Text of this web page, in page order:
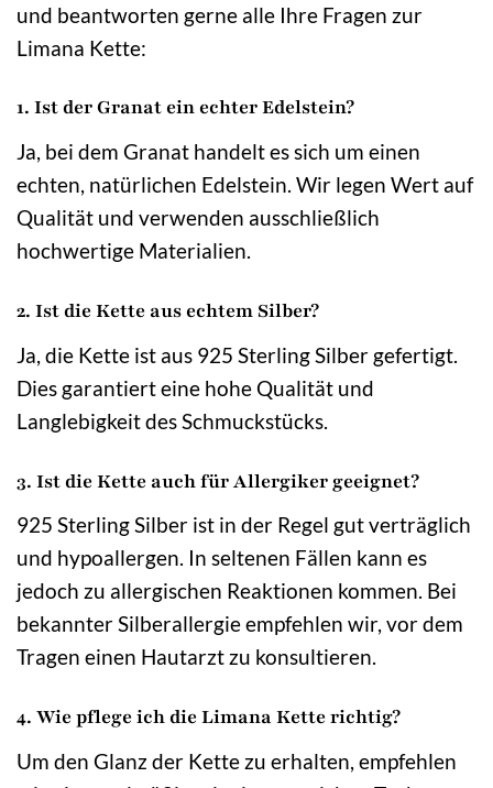
und beantworten gerne alle Ihre Fragen zur
Limana Kette:
1. Ist der Granat ein echter Edelstein?
Ja, bei dem Granat handelt es sich um einen
echten, natürlichen Edelstein. Wir legen Wert auf
Qualität und verwenden ausschließlich
hochwertige Materialien.
2. Ist die Kette aus echtem Silber?
Ja, die Kette ist aus 925 Sterling Silber gefertigt.
Dies garantiert eine hohe Qualität und
Langlebigkeit des Schmuckstücks.
3. Ist die Kette auch für Allergiker geeignet?
925 Sterling Silber ist in der Regel gut verträglich
und hypoallergen. In seltenen Fällen kann es
jedoch zu allergischen Reaktionen kommen. Bei
bekannter Silberallergie empfehlen wir, vor dem
Tragen einen Hautarzt zu konsultieren.
4. Wie pflege ich die Limana Kette richtig?
Um den Glanz der Kette zu erhalten, empfehlen